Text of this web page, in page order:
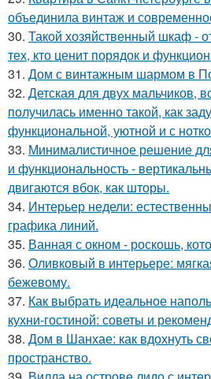
объединила винтаж и
30. Такой хозяйственный шкаф -
тех, кто ценит порядок и
31. Дом с винтажным шармом в
32. Детская для двух мальчиков,
получилась именно такой, как
функциональной, уютной и с
33. Минималистичное решение
и функциональность -
двигаются вбок, как шторы.
34. Интерьер недели:
графика линий.
35. Ванная с окном - роскошь,
36. Оливковый в интерьере:
бежевому.
37. Как выбрать идеальное
кухни-гостиной: советы и
38. Дом в Шанхае: как вдохнуть
пространство.